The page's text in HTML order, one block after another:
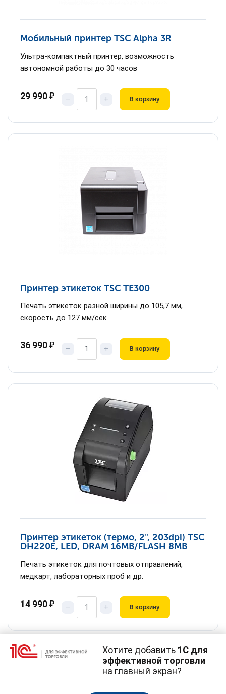
Мобильный принтер TSC Alpha 3R
Ультра-компактный принтер, возможность
автономной работы до 30 часов
29 990₽ – + В корзину
Принтер этикеток TSC TE300
Печать этикеток разной ширины до 105,7 мм,
скорость до 127 мм/сек
36 990₽ – + В корзину
Принтер этикеток (термо, 2", 203dpi) TSC
DH220E, LED, DRAM 16MB/FLASH 8MB
Печать этикеток для почтовых отправлений,
медкарт, лабораторных проб и др.
14 990₽ – + В корзину
cookie-файлы (файлы с данными о прошлых
Хотите добавить 1С для
эффективной торговли
на главный экран?